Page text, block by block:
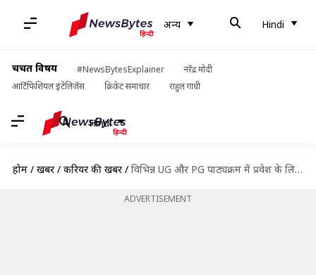
अन्य Hindi
चर्चित विषय #NewsBytesExplainer
नरेंद्र मोदी
आर्टिफिशियल इंटेलिजेंस
क्रिकेट समाचार राहुल गांधी
Hindi
होम / खबरें / करियर की खबरें / विभिन्न UG और PG पाठ्यक्रम में प्रवेश के लिए इस यूनिवर्सिटी में शुरू हुई प्रक्रिया
ADVERTISEMENT